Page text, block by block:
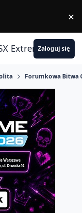
×
ExtremeZaloguj się
Forumkowa Bitwa